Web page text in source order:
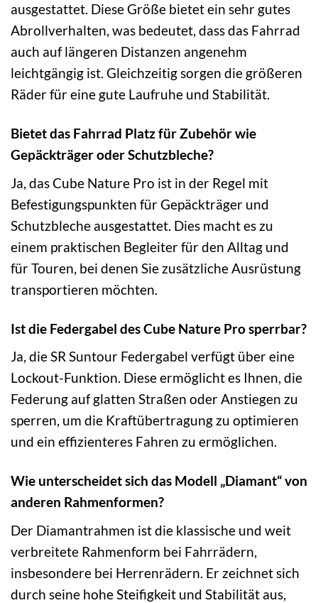
ausgestattet. Diese Größe bietet ein sehr gutes
Abrollverhalten, was bedeutet, dass das Fahrrad
auch auf längeren Distanzen angenehm
leichtgängig ist. Gleichzeitig sorgen die größeren
Räder für eine gute Laufruhe und Stabilität.
Bietet das Fahrrad Platz für Zubehör wie
Gepäckträger oder Schutzbleche?
Ja, das Cube Nature Pro ist in der Regel mit
Befestigungspunkten für Gepäckträger und
Schutzbleche ausgestattet. Dies macht es zu
einem praktischen Begleiter für den Alltag und
für Touren, bei denen Sie zusätzliche Ausrüstung
transportieren möchten.
Ist die Federgabel des Cube Nature Pro sperrbar?
Ja, die SR Suntour Federgabel verfügt über eine
Lockout-Funktion. Diese ermöglicht es Ihnen, die
Federung auf glatten Straßen oder Anstiegen zu
sperren, um die Kraftübertragung zu optimieren
und ein effizienteres Fahren zu ermöglichen.
Wie unterscheidet sich das Modell „Diamant“ von
anderen Rahmenformen?
Der Diamantrahmen ist die klassische und weit
verbreitete Rahmenform bei Fahrrädern,
insbesondere bei Herrenrädern. Er zeichnet sich
durch seine hohe Steifigkeit und Stabilität aus,